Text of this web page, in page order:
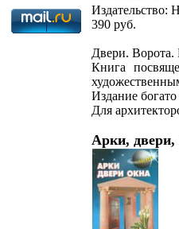
Издательство:
390 руб.
Двери. Ворота.
Книга
Издание
Для
Арки, двери,